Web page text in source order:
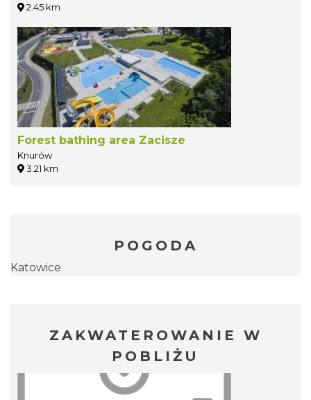
2.45 km
Forest bathing area Zacisze
Knurów
3.21 km
POGODA
Katowice
ZAKWATEROWANIE W
POBLIŻU